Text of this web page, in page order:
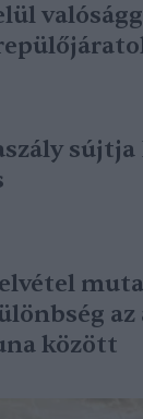
sújtja
az
között